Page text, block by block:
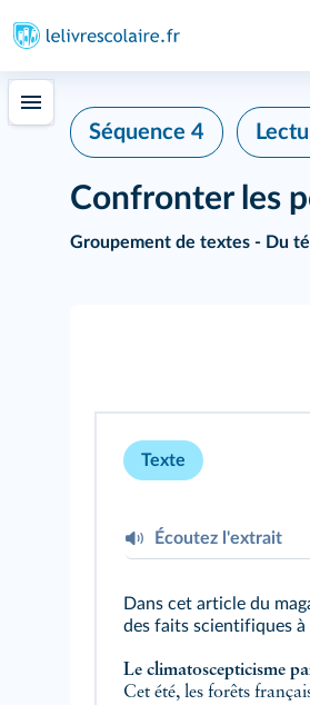
Séquence 4
Confronter les
Groupement de textes - Du
Texte
Écoutez l'extrait
Extrait
Dans cet article du
des faits scientifiques
Le climatoscepticisme
Cet été, les forêts